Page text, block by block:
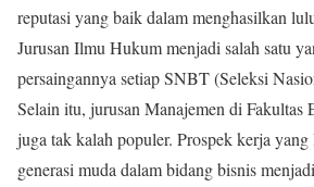
reputasi yang baik dalam menghasilkan
Jurusan Ilmu Hukum menjadi salah satu
persaingannya setiap SNBT (Seleksi
Selain itu, jurusan Manajemen di Fakultas
juga tak kalah populer. Prospek kerja yang
generasi muda dalam bidang bisnis